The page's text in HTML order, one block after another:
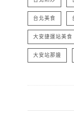
台北美食
大安捷運站美食
大安站那邊